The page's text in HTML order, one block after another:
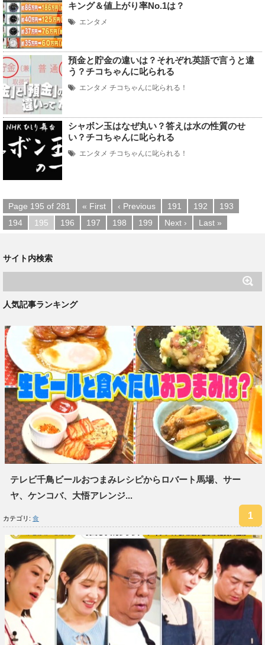
キング＆値上がり率No.1は？
エンタメ
預金と貯金の違いは？それぞれ英語で言うと違
う？チコちゃんに叱られる
エンタメ チコちゃんに叱られる！
シャボン玉はなぜ丸い？答えは水の性質のせ
い？チコちゃんに叱られる
エンタメ チコちゃんに叱られる！
Page 195 of 281 « First ‹ Previous 191 192
193
194
195 196 197 198 199 Next › Last »
サイト内検索
人気記事ランキング
テレビ千鳥ビールおつまみレシピからロバート馬場、サー
ヤ、ケンコバ、大悟アレンジ...
カテゴリ: 食